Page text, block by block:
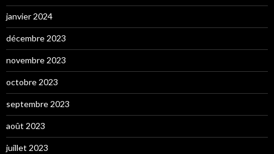
janvier 2024
décembre 2023
novembre 2023
octobre 2023
septembre 2023
août 2023
juillet 2023